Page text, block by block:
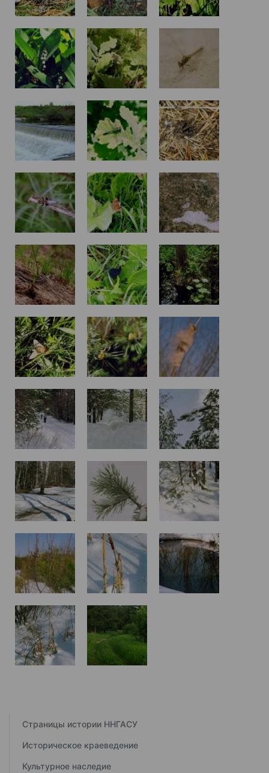
Страницы истории ННГАСУ
Историческое краеведение
Культурное наследие